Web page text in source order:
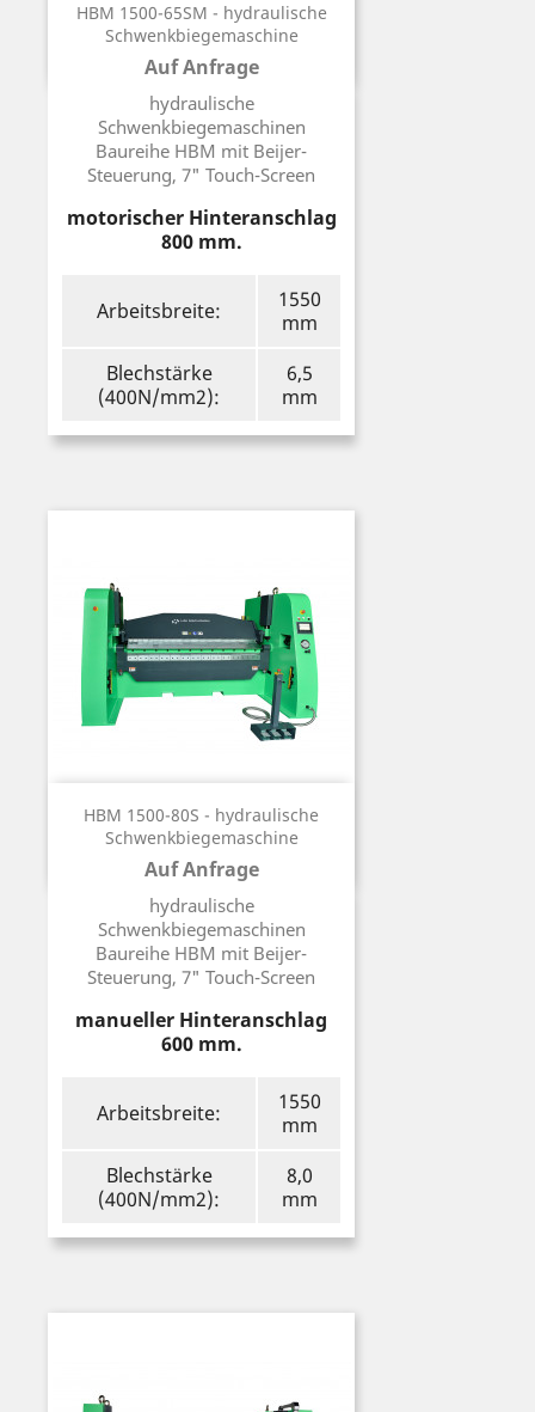
HBM 1500-65SM - hydraulische
Schwenkbiegemaschine
Auf Anfrage
Preis
hydraulische
Schwenkbiegemaschinen
Baureihe HBM mit Beijer-
Steuerung, 7" Touch-Screen
motorischer Hinteranschlag
800 mm.
Arbeitsbreite:
1550
mm
Blechstärke
(400N/mm2):
6,5
mm
HBM 1500-80S - hydraulische
Schwenkbiegemaschine
Auf Anfrage
Preis
hydraulische
Schwenkbiegemaschinen
Baureihe HBM mit Beijer-
Steuerung, 7" Touch-Screen
manueller Hinteranschlag
600 mm.
Arbeitsbreite:
1550
mm
Blechstärke
(400N/mm2):
8,0
mm